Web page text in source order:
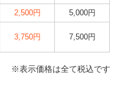
2,500円 5,000円
3,750円 7,500円
※表示価格は全て税込です